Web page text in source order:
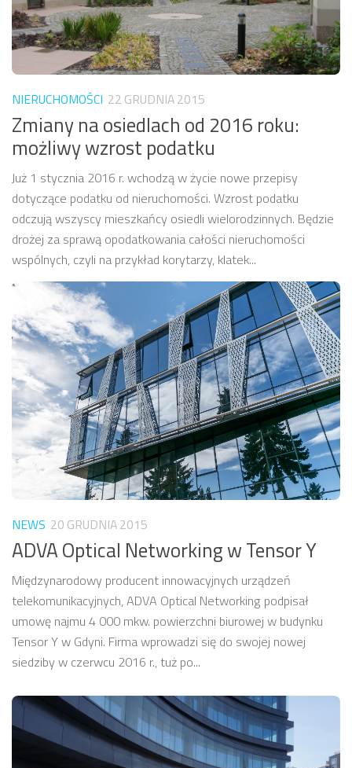
NIERUCHOMOŚCI 22 GRUDNIA 2015
Zmiany na osiedlach od 2016 roku:
możliwy wzrost podatku
Już 1 stycznia 2016 r. wchodzą w życie nowe przepisy
dotyczące podatku od nieruchomości. Wzrost podatku
odczują wszyscy mieszkańcy osiedli wielorodzinnych. Będzie
drożej za sprawą opodatkowania całości nieruchomości
wspólnych, czyli na przykład korytarzy, klatek...
NEWS 20 GRUDNIA 2015
ADVA Optical Networking w Tensor Y
Międzynarodowy producent innowacyjnych urządzeń
telekomunikacyjnych, ADVA Optical Networking podpisał
umowę najmu 4 000 mkw. powierzchni biurowej w budynku
Tensor Y w Gdyni. Firma wprowadzi się do swojej nowej
siedziby w czerwcu 2016 r., tuż po...